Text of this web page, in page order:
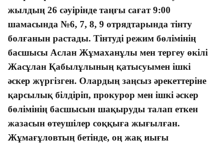
жылдың 26 сәуірінде таңғы сағат 9:00
шамасында №6, 7, 8, 9 отрядтарында тінту
болғанын растады. Тінтуді режим бөлімінің
басшысы Аслан Жұмаханұлы мен тергеу өкілі
Жасұлан Қабылұлының қатысуымен ішкі
әскер жүргізген. Олардың заңсыз әрекеттеріне
қарсылық білдіріп, прокурор мен ішкі әскер
бөлімінің басшысын шақыруды талап еткен
жазасын өтеушілер соққыға жығылған.
Жұмағұловтың бетінде, оң жақ иығы